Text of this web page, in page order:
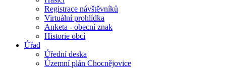
Registrace návštěvníků
Virtuální prohlídka
Anketa - obecní znak
Historie obcí
Úřad
Úřední deska
Územní plán Chocnějovice